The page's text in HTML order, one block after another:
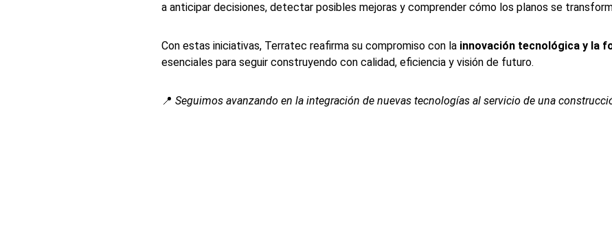
a anticipar decisiones, detectar posibles mejoras y comprender cómo los planos se
Con estas iniciativas, Terratec reafirma su compromiso con la innovación tecnológica y la
esenciales para seguir construyendo con calidad, eficiencia y visión de futuro.
📍 Seguimos avanzando en la integración de nuevas tecnologías al servicio de una